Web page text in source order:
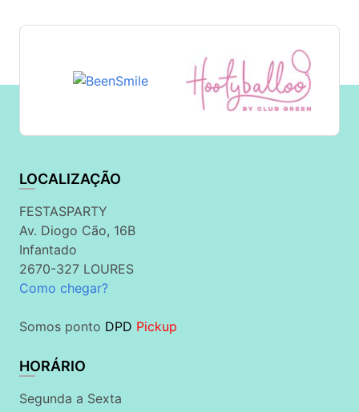
LOCALIZAÇÃO
FESTASPARTY
Av. Diogo Cão, 16B
Infantado
2670-327 LOURES
Como chegar?
Somos ponto DPD Pickup
HORÁRIO
Segunda a Sexta